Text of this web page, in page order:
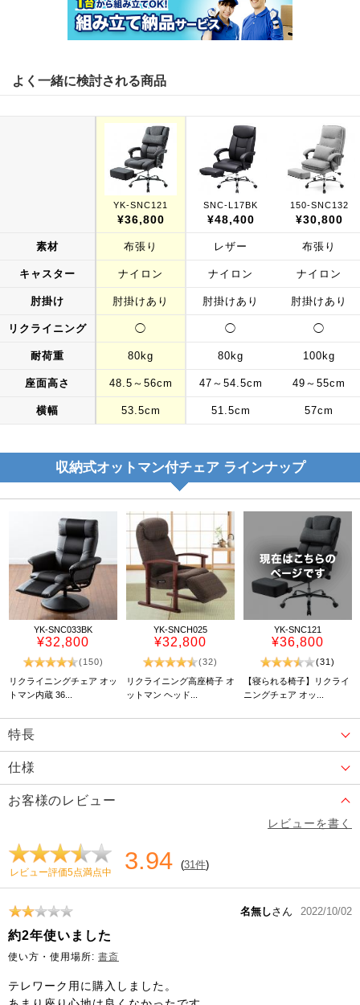
よく一緒に検討される商品
素材
キャスター
肘掛け
リクライニング
耐荷重
座面高さ
横幅
YK-SNC121
¥36,800
布張り
ナイロン
肘掛けあり
◯
80kg
48.5～56cm
53.5cm
SNC-L17BK
¥48,400
レザー
ナイロン
肘掛けあり
◯
80kg
47～54.5cm
51.5cm
150-SNC132
¥30,800
布張り
ナイロン
肘掛けあり
◯
100kg
49～55cm
57cm
収納式オットマン付チェア ラインナップ
YK-SNC033BK
¥32,800
(150)
リクライニングチェア オッ
トマン内蔵 36...
YK-SNCH025
¥32,800
(32)
リクライニング高座椅子 オ
ットマン ヘッド...
YK-SNC121
¥36,800
(31)
【寝られる椅子】リクライ
ニングチェア オッ...
特長
仕様
お客様のレビュー
レビューを書く
レビュー評価5点満点中 3.94 (31件)
名無しさん 2022/10/02
約2年使いました
使い方・使用場所: 書斎
テレワーク用に購入しました。